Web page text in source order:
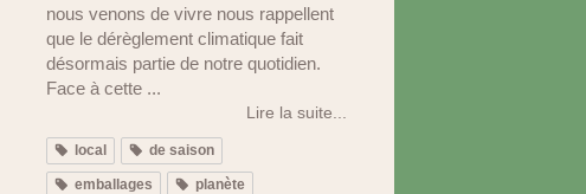
nous venons de vivre nous rappellent
que le dérèglement climatique fait
désormais partie de notre quotidien.
Face à cette ...
Lire la suite...
local de saison
emballages planète